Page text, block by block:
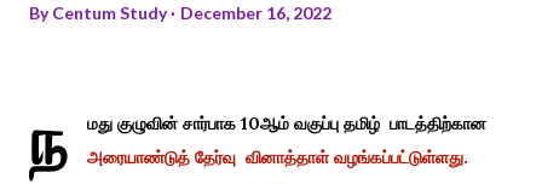
ByCentum Study December 16, 2022
ந
மது குழுவின் சார்பாக 10ஆம் வகுப்பு தமிழ் பாடத்திற்கான
அரையாண்டுத் தேர்வு வினாத்தாள் வழங்கப்பட்டுள்ளது.